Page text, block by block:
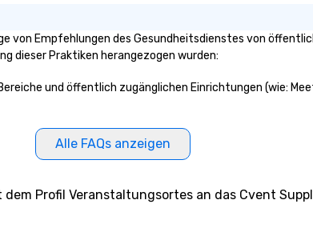
von Empfehlungen des Gesundheitsdienstes von
dieser Praktiken herangezogen wurden:
und öffentlich zugänglichen Einrichtungen (wie:
Alle FAQs anzeigen
dem Profil Veranstaltungsortes an das Cvent